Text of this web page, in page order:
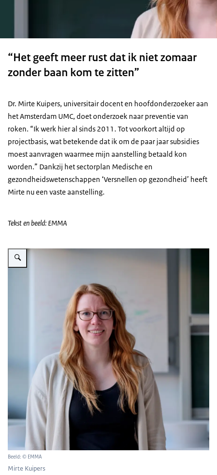
“Het geeft meer rust dat ik niet zomaar
zonder baan kom te zitten”
Dr. Mirte Kuipers, universitair docent en hoofdonderzoeker aan
het Amsterdam UMC, doet onderzoek naar preventie van
roken. “Ik werk hier al sinds 2011. Tot voorkort altijd op
projectbasis, wat betekende dat ik om de paar jaar subsidies
moest aanvragen waarmee mijn aanstelling betaald kon
worden.” Dankzij het sectorplan Medische en
gezondheidswetenschappen ‘Versnellen op gezondheid’ heeft
Mirte nu een vaste aanstelling.
Tekst en beeld: EMMA
Vergroot afbeelding Banner Mirte Kuipers,
Beeld: © EMMA
Mirte Kuipers